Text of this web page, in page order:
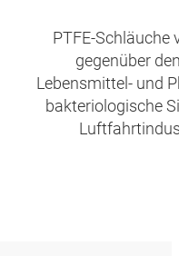
PTFE-Schläuche
gegenüber
Lebensmittel- und
bakteriologische